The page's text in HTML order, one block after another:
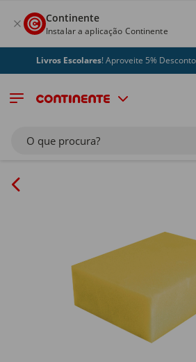
Continente
Instalar a aplicação Continente
Livros Escolares! Aproveite 5% Desconto
O que procura?